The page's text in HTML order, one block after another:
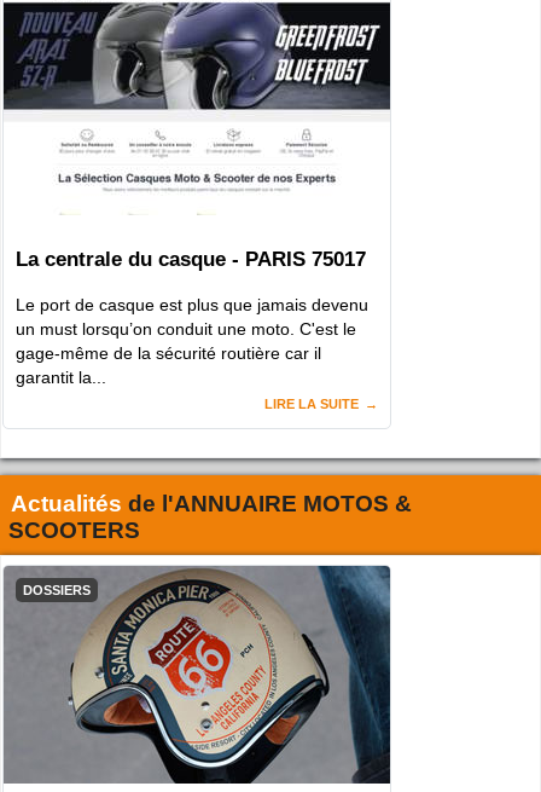
La centrale du casque - PARIS 75017
Le port de casque est plus que jamais devenu
un must lorsqu’on conduit une moto. C'est le
gage-même de la sécurité routière car il
garantit la...
LIRE LA SUITE
Actualités de l'ANNUAIRE MOTOS &
SCOOTERS
DOSSIERS